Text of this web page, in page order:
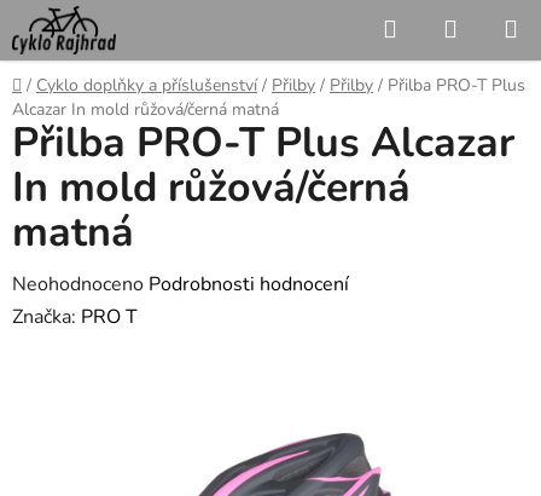
Přejít
na
obsah
Hledat
KOŠÍK
Domů
/ Cyklo doplňky a příslušenství / Přilby / Přilby / Přilba PRO-T Plus
Alcazar In mold růžová/černá matná
Přilba PRO-T Plus Alcazar
In mold růžová/černá
matná
Průměrné
hodnocení
Neohodnoceno Podrobnosti hodnocení
Značka: PRO T